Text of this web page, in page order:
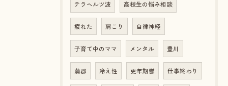
テラヘルツ波 高校生の悩み相談
疲れた 肩こり 自律神経
子育て中のママ メンタル 豊川
蒲郡 冷え性 更年期鬱 仕事終わり